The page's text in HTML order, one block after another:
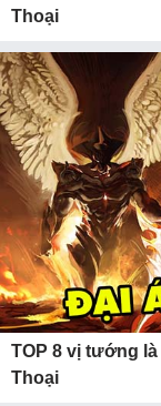
Thoại
TOP 8 vị tướng
Thoại